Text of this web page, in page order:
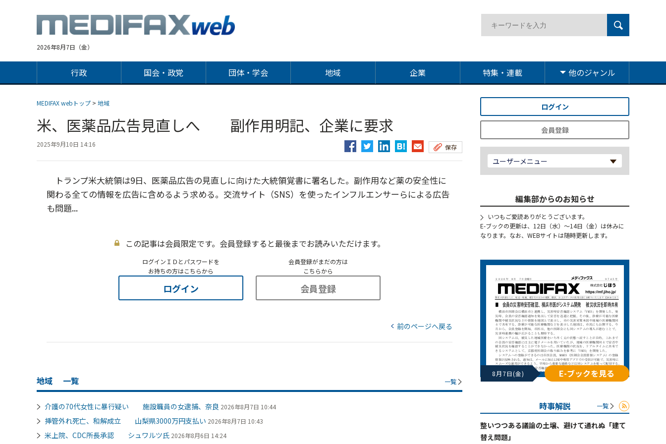
2026年8月7日（金）
行政 国会・政党 団体・学会 地域 企業 特集・連載 他のジャンル
MEDIFAX webトップ > 地域
米、医薬品広告見直しへ 副作用明記、企業に要求
2025年9月10日 14:16 保存
トランプ米大統領は9日、医薬品広告の見直しに向けた大統領覚書に署名した。副作用など薬の安全性に
関わる全ての情報を広告に含めるよう求める。交流サイト（SNS）を使ったインフルエンサーらによる広告
も問題...
この記事は会員限定です。会員登録すると最後までお読みいただけます。
ログインＩＤとパスワードを
お持ちの方はこちらから
ログイン
会員登録がまだの方は
こちらから
会員登録
前のページへ戻る
地域 一覧 一覧
介護の70代女性に暴行疑い 施設職員の女逮捕、奈良 2026年8月7日 10:44
挿管外れ死亡、和解成立 山梨県3000万円支払い 2026年8月7日 10:43
米上院、CDC所長承認 シュワルツ氏 2026年8月6日 14:24
ログイン
会員登録
ユーザーメニュー
編集部からのお知らせ
いつもご愛読ありがとうございます。
E-ブックの更新は、12日（水）～14日（金）は休みに
なります。なお、WEBサイトは随時更新します。
8月7日(金) E-ブックを見る
時事解説 一覧
整いつつある議論の土壌、避けて通れぬ「建て
替え問題」